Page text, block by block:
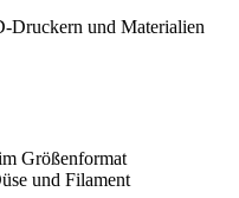
Druckern und Materialien
Größenformat
und Filament